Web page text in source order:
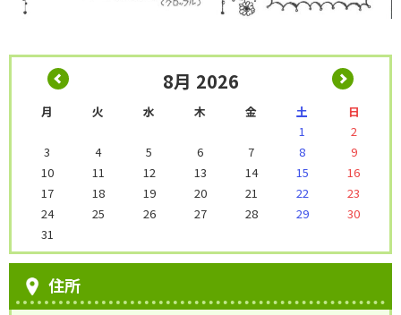
8月 2026
月 火 水 木 金 土
日
1
2
3
4 5 6 7 8
9
10
11 12 13 14 15
16
17
18 19 20 21 22
23
24
25 26 27 28 29
30
31
住所